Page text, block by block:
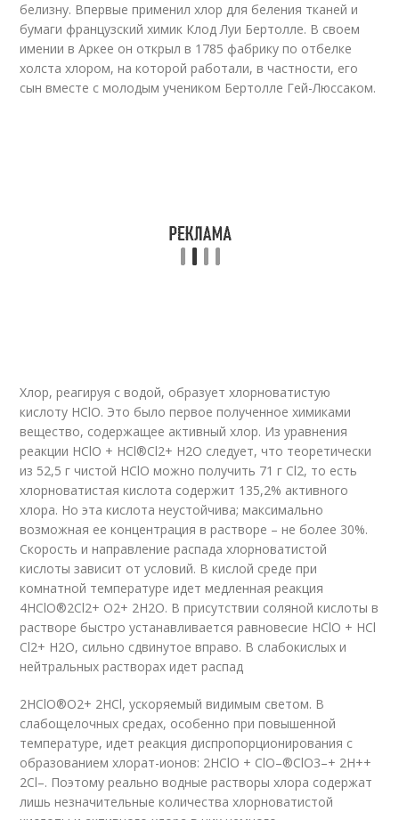
белизну. Впервые применил хлор для беления тканей и
бумаги французский химик Клод Луи Бертолле. В своем
имении в Аркее он открыл в 1785 фабрику по отбелке
холста хлором, на которой работали, в частности, его
сын вместе с молодым учеником Бертолле Гей-Люссаком.
Хлор, реагируя с водой, образует хлорноватистую
кислоту HClO. Это было первое полученное химиками
вещество, содержащее активный хлор. Из уравнения
реакции HClO + HCl®Cl2+ H2O следует, что теоретически
из 52,5 г чистой HClO можно получить 71 г Cl2, то есть
хлорноватистая кислота содержит 135,2% активного
хлора. Но эта кислота неустойчива; максимально
возможная ее концентрация в растворе – не более 30%.
Скорость и направление распада хлорноватистой
кислоты зависит от условий. В кислой среде при
комнатной температуре идет медленная реакция
4HClO®2Cl2+ O2+ 2H2O. В присутствии соляной кислоты в
растворе быстро устанавливается равновесие HClO + HCl
Cl2+ H2O, сильно сдвинутое вправо. В слабокислых и
нейтральных растворах идет распад
2HClO®O2+ 2HCl, ускоряемый видимым светом. В
слабощелочных средах, особенно при повышенной
температуре, идет реакция диспропорционирования с
образованием хлорат-ионов: 2HClO + ClO–®ClO3–+ 2H++
2Cl–. Поэтому реально водные растворы хлора содержат
лишь незначительные количества хлорноватистой